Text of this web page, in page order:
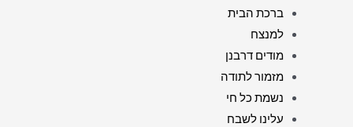
ברכת הבית
למנצח
מודים דרבנן
מזמור לתודה
נשמת כל חי
עלינו לשבח